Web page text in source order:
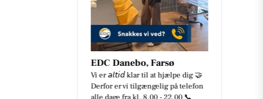
EDC Danebo, Farsø
Vi er 𝘢𝘭𝘵𝘪𝘥 klar til at hjælpe dig 🤝
Derfor er vi tilgængelig på telefon